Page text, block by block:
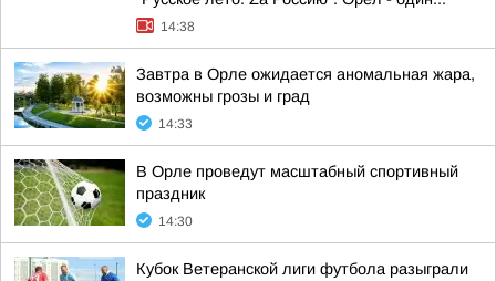
14:38
Завтра в Орле ожидается аномальная жара,
возможны грозы и град
14:33
В Орле проведут масштабный спортивный
праздник
14:30
Кубок Ветеранской лиги футбола разыграли